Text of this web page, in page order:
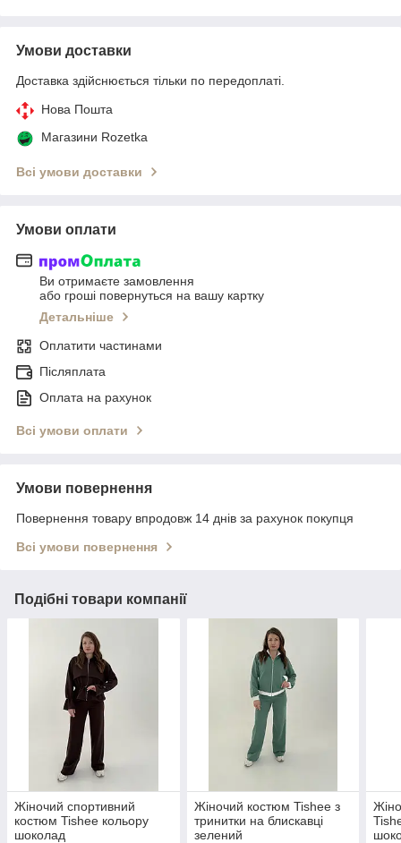
Умови доставки
Доставка здійснюється тільки по передоплаті.
Нова Пошта
Магазини Rozetka
Всі умови доставки
Умови оплати
Ви отримаєте замовлення
або гроші повернуться на вашу картку
Детальніше
Оплатити частинами
Післяплата
Оплата на рахунок
Всі умови оплати
Умови повернення
Повернення товару впродовж 14 днів за рахунок покупця
Всі умови повернення
Подібні товари компанії
Жіночий спортивний
костюм Tishee кольору
шоколад
Жіночий костюм Tishee з
тринитки на блискавці
зелений